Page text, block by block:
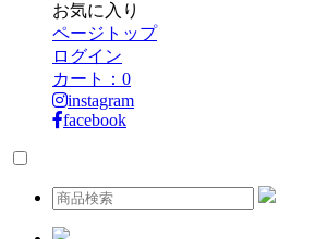
お気に入り
ページトップ
ログイン
カート： 0
instagram
facebook